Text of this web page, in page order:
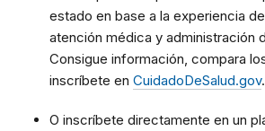
estado en base a la experiencia
atención médica y administración
Consigue información, compara
inscríbete en CuidadoDeSalud.gov.
O inscríbete directamente en un